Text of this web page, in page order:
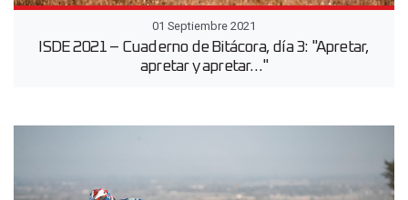
01 Septiembre 2021
ISDE 2021 – Cuaderno de Bitácora, día 3: "Apretar,
apretar y apretar…"